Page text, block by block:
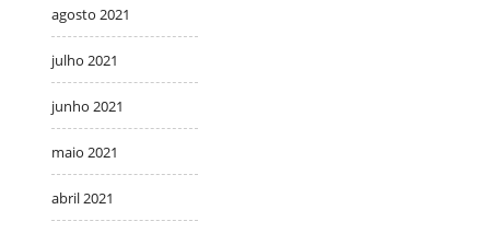
agosto 2021
julho 2021
junho 2021
maio 2021
abril 2021